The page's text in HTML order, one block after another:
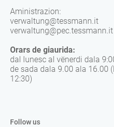
Follow us
Aministrazion:
verwaltung@tessmann.it
verwaltung@pec.tessmann.it
Orars de giaurida:
dal lunesc al vënerdi dala
de sada dala 9.00 ala 16.00
12:30)